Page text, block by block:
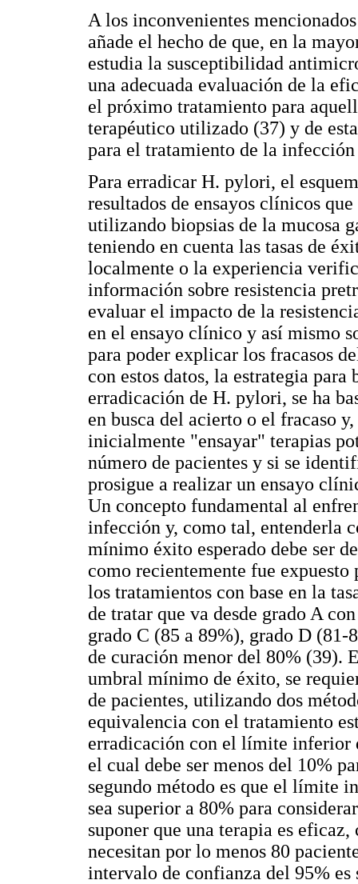
A los inconvenientes
añade el hecho de que, en la
estudia la susceptibilidad
una adecuada evaluación de la
el próximo tratamiento para
terapéutico utilizado (37) y de
para el tratamiento de la
Para erradicar H. pylori, el
resultados de ensayos clínicos
utilizando biopsias de la mucosa
teniendo en cuenta las tasas de
localmente o la experiencia
información sobre resistencia
evaluar el impacto de la
en el ensayo clínico y así mismo
para poder explicar los fracasos
con estos datos, la estrategia para
erradicación de H. pylori, se ha
en busca del acierto o el fracaso
inicialmente "ensayar" terapias
número de pacientes y si se
prosigue a realizar un ensayo
Un concepto fundamental al
infección y, como tal, entenderla
mínimo éxito esperado debe ser
como recientemente fue
los tratamientos con base en la
de tratar que va desde grado A
grado C (85 a 89%), grado D (81-
de curación menor del 80% (39).
umbral mínimo de éxito, se
de pacientes, utilizando dos
equivalencia con el tratamiento
erradicación con el límite inferior
el cual debe ser menos del 10%
segundo método es que el límite
sea superior a 80% para
suponer que una terapia es
necesitan por lo menos 80
intervalo de confianza del 95% es